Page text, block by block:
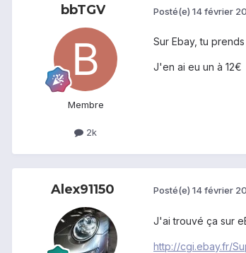
bbTGV
Membre
2k
Posté(e) 14 février
Sur Ebay, tu
J'en ai eu un à 12€
Alex91150 Posté(e) 14 février
J'ai trouvé ça sur
http://cgi.ebay.fr/